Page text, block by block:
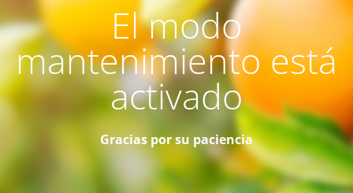
El modo
mantenimiento está
activado
Gracias por su paciencia